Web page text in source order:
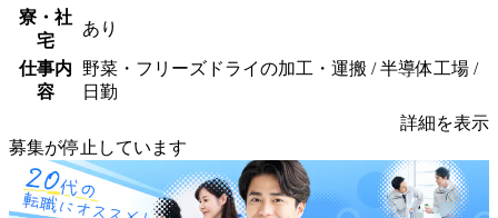
寮・社
宅
あり
仕事内
容
野菜・フリーズドライの加工・運搬 / 半導体工場 /
日勤
詳細を表示
募集が停止しています